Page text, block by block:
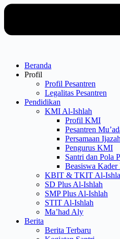
Beranda
Profil
Profil Pesantren
Legalitas Pesantren
Pendidikan
KMI Al-Ishlah
Profil KMI
Pesantren
Persamaan
Pengurus KMI
Santri dan Pola
Beasiswa
KBIT & TKIT Al-
SD Plus Al-Ishlah
SMP Plus Al-Ishlah
STIT Al-Ishlah
Ma’had Aly
Berita
Berita Terbaru